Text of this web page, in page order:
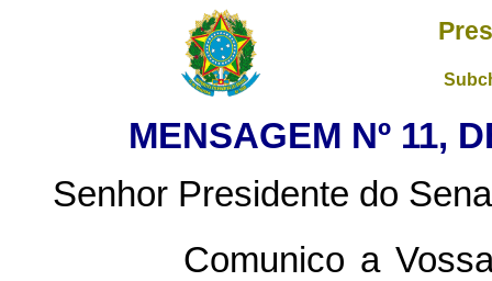
MENSAGEM Nº 11,
Senhor Presidente do
Comunico a